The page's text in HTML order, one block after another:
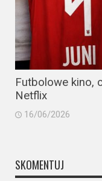
Futbolowe kino,
Netflix
16/06/2026
SKOMENTUJ